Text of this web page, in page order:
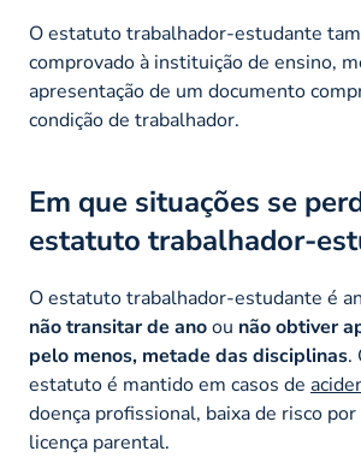
O estatuto trabalhador-estudante
comprovado à instituição de ensino,
apresentação de um documento
condição de trabalhador.
Em que situações se
estatuto trabalhador-
O estatuto trabalhador-estudante é
não transitar de anoou não obtiver
pelo menos, metade das disciplinas.
estatuto é mantido em casos de
doença profissional, baixa de risco
licença parental.